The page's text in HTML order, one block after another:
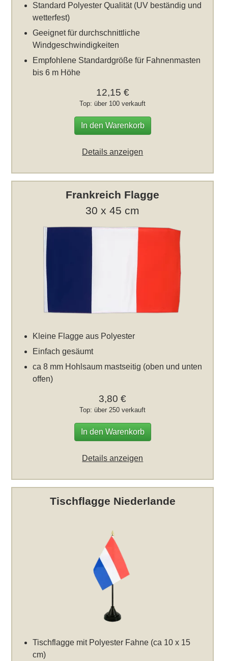
Standard Polyester Qualität (UV beständig und
wetterfest)
Geeignet für durchschnittliche
Windgeschwindigkeiten
Empfohlene Standardgröße für Fahnenmasten
bis 6 m Höhe
12,15 €
Top: über 100 verkauft
In den Warenkorb
Details anzeigen
Frankreich Flagge
30 x 45 cm
Kleine Flagge aus Polyester
Einfach gesäumt
ca 8 mm Hohlsaum mastseitig (oben und unten
offen)
3,80 €
Top: über 250 verkauft
In den Warenkorb
Details anzeigen
Tischflagge Niederlande
Tischflagge mit Polyester Fahne (ca 10 x 15
cm)